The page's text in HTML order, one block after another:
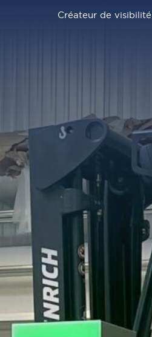
Créateur de visibilité